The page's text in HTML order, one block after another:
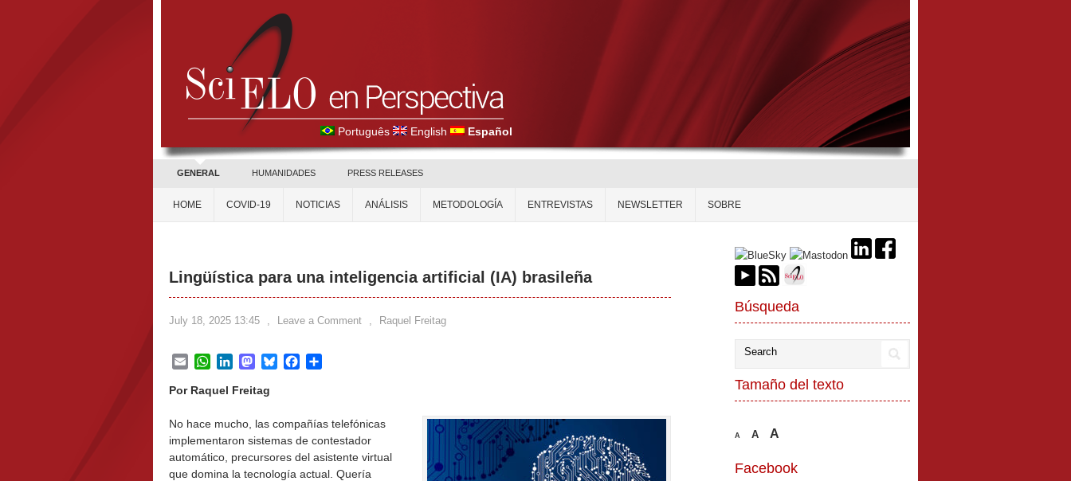
Português English Español
GENERAL HUMANIDADES PRESS RELEASES
HOME COVID-19 NOTICIAS ANÁLISIS METODOLOGÍA ENTREVISTAS NEWSLETTER SOBRE
Lingüística para una inteligencia artificial (IA) brasileña
July 18, 2025 13:45 , Leave a Comment , Raquel Freitag
EmailWhatsApp
LinkedInMastodon
BlueskyFacebook
Por Raquel Freitag
No hace mucho, las compañías telefónicas
implementaron sistemas de contestador
automático, precursores del asistente virtual
que domina la tecnología actual. Quería
Búsqueda
Tamaño del texto
A A A
Facebook